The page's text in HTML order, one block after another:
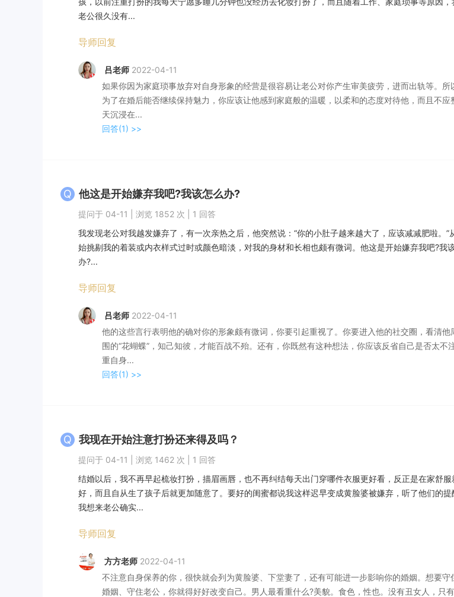
老公很久没有...
导师回复
吕老师 2022-04-11
如果你因为家庭琐事放弃对自身形象的经营是很容易让老公对你产生审美疲劳，进而出轨等。所
为了在婚后能否继续保持魅力，你应该让他感到家庭般的温暖，以柔和的态度对待他，而且不应
天沉浸在...
回答(1) >>
Q 他这是开始嫌弃我吧?我该怎么办?
提问于 04-11 | 浏览 1852 次 | 1 回答
我发现老公对我越发嫌弃了，有一次亲热之后，他突然说：“你的小肚子越来越大了，应该减减肥啦。”
始挑剔我的着装或内衣样式过时或颜色暗淡，对我的身材和长相也颇有微词。他这是开始嫌弃我吧?我
办?...
导师回复
吕老师 2022-04-11
他的这些言行表明他的确对你的形象颇有微词，你要引起重视了。你要进入他的社交圈，看清他
围的“花蝴蝶”，知己知彼，才能百战不殆。还有，你既然有这种想法，你应该反省自己是否太不
重自身...
回答(1) >>
Q 我现在开始注意打扮还来得及吗？
提问于 04-11 | 浏览 1462 次 | 1 回答
结婚以后，我不再早起梳妆打扮，描眉画唇，也不再纠结每天出门穿哪件衣服更好看，反正是在家舒服
好，而且自从生了孩子后就更加随意了。要好的闺蜜都说我这样迟早变成黄脸婆被嫌弃，听了他们的提
我想来老公确实...
导师回复
方方老师 2022-04-11
不注意自身保养的你，很快就会列为黄脸婆、下堂妻了，还有可能进一步影响你的婚姻。想要守
婚姻、守住老公，你就得好好改变自己。男人最看重什么?美貌。食色，性也。没有丑女人，只